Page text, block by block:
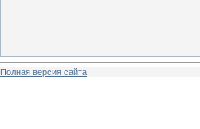
Полная версия сайта